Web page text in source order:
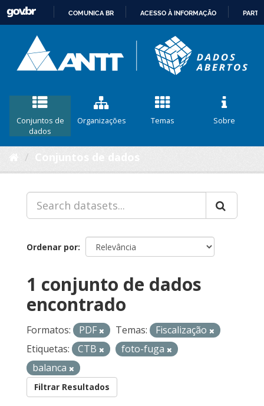
CONTEÚDO
COMUNICA BR ACESSO À INFORMAÇÃO
Conjuntos de
dados
Organizações Temas Sobre
Ordenar por
1 conjunto de dados
encontrado
Formatos: PDF Temas:
Fiscalização
Etiquetas:
CTB
foto-fuga
balanca
Filtrar Resultados